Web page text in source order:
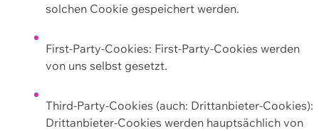
solchen Cookie gespeichert werden.
First-Party-Cookies: First-Party-Cookies werden
von uns selbst gesetzt.
Third-Party-Cookies (auch: Drittanbieter-Cookies):
Drittanbieter-Cookies werden hauptsächlich von